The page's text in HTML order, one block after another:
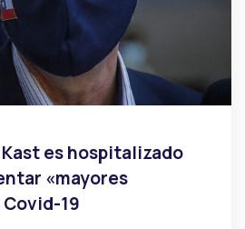
es hospitalizado
«mayores
19